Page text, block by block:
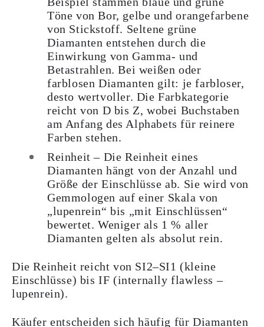
Töne von Bor, gelbe und orangefarbene
von Stickstoff. Seltene grüne
Diamanten entstehen durch die
Einwirkung von Gamma- und
Betastrahlen. Bei weißen oder
farblosen Diamanten gilt: je farbloser,
desto wertvoller. Die Farbkategorie
reicht von D bis Z, wobei Buchstaben
am Anfang des Alphabets für reinere
Farben stehen.
Reinheit – Die Reinheit eines
Diamanten hängt von der Anzahl und
Größe der Einschlüsse ab. Sie wird von
Gemmologen auf einer Skala von
„lupenrein“ bis „mit Einschlüssen“
bewertet. Weniger als 1 % aller
Diamanten gelten als absolut rein.
Die Reinheit reicht von SI2–SI1 (kleine
Einschlüsse) bis IF (internally flawless –
lupenrein).
Käufer entscheiden sich häufig für Diamanten